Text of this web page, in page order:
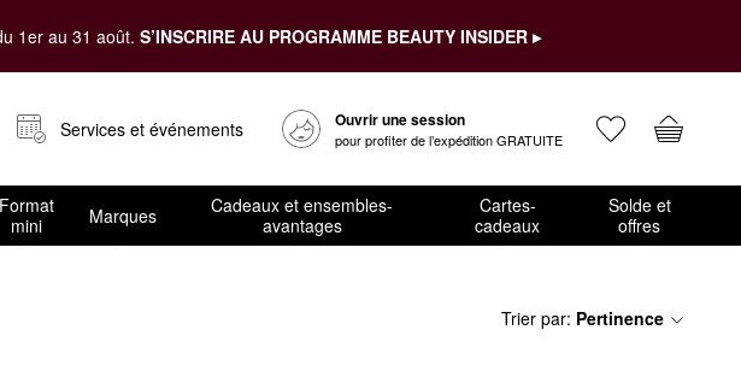
1er au 31 août. S’INSCRIRE AU PROGRAMME BEAUTY INSIDER ▸
Services et événements Ouvrir une session
pour profiter de l’expédition GRATUITE
Format
mini
Marques
Cadeaux et ensembles-
avantages
Cartes-
cadeaux
Solde et
offres
Trier par: Pertinence